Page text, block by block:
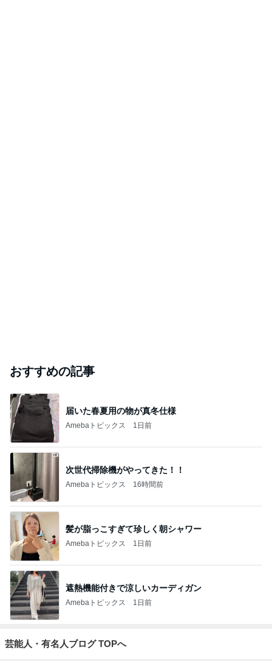
おすすめの記事
届いた春夏用の物が真冬仕様
Amebaトピックス 1日前
次世代掃除機がやってきた！！
Amebaトピックス 16時間前
髪が脂っこすぎて珍しく朝シャワー
Amebaトピックス 1日前
遮熱機能付きで涼しいカーディガン
Amebaトピックス 1日前
芸能人・有名人ブログ TOPへ